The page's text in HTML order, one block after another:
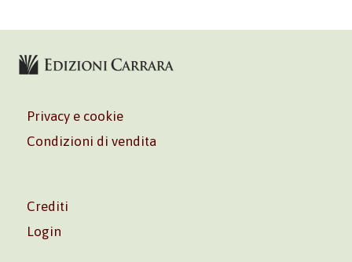
Privacy e cookie
Condizioni di vendita
Crediti
Login